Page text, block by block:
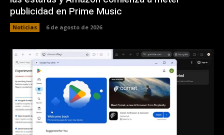
publicidad en Prime Music
Noticias 6 de agosto de 2026